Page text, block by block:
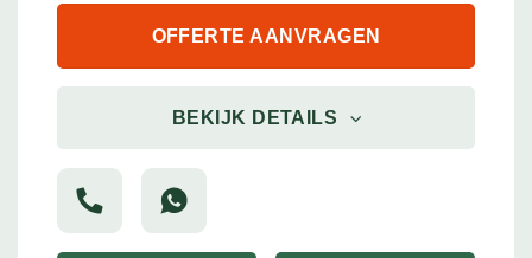
OFFERTE AANVRAGEN
BEKIJK DETAILS